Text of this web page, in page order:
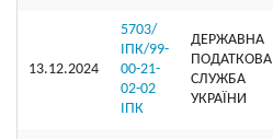
13.12.2024
5703/
ІПК/99-
00-21-
02-02
ІПК
ДЕРЖАВНА
ПОДАТКОВА
СЛУЖБА
УКРАЇНИ